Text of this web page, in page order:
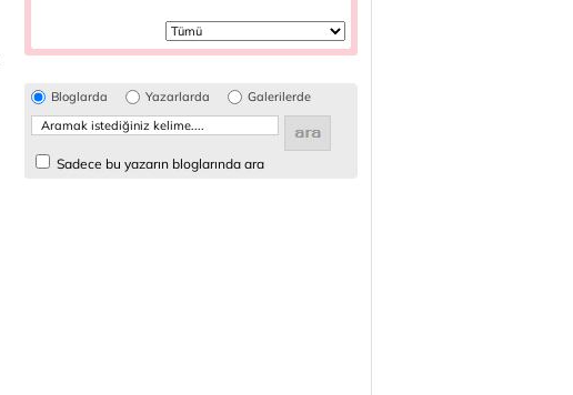
Bloglarda Yazarlarda Galerilerde
Sadece bu yazarın bloglarında ara